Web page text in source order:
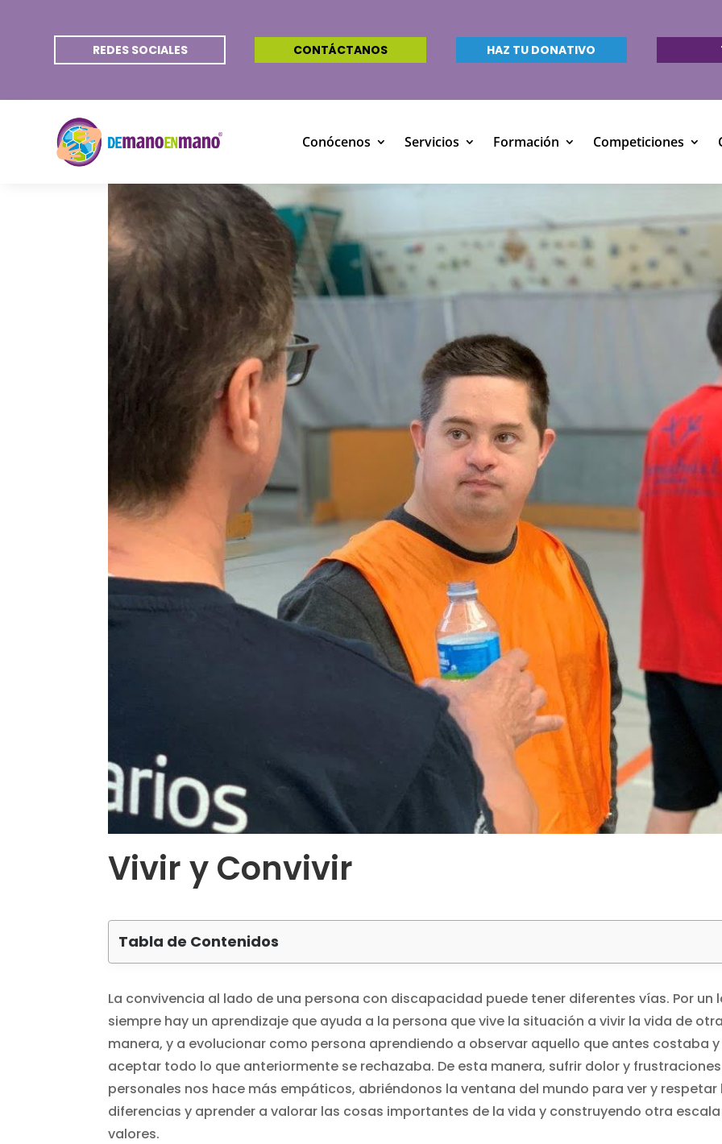
REDES SOCIALES CONTÁCTANOS HAZ TU DONATIVO
Conócenos Servicios Formación Competiciones
Vivir y Convivir
Tabla de Contenidos
La convivencia al lado de una persona con discapacidad puede tener diferentes vías. Por un
siempre hay un aprendizaje que ayuda a la persona que vive la situación a vivir la vida de
manera, y a evolucionar como persona aprendiendo a observar aquello que antes costaba y
aceptar todo lo que anteriormente se rechazaba. De esta manera, sufrir dolor y frustraciones
personales nos hace más empáticos, abriéndonos la ventana del mundo para ver y respetar
diferencias y aprender a valorar las cosas importantes de la vida y construyendo otra
valores.